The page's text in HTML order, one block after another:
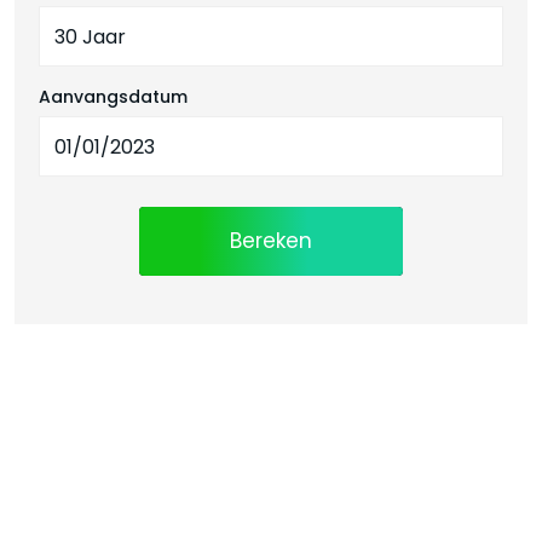
Aanvangsdatum
Bereken